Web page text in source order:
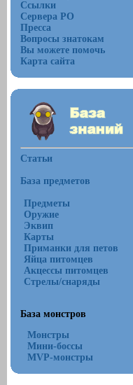
Ссылки
Сервера РО
Пресса
Вопросы знатокам
Вы можете помочь
Карта сайта
Статьи
База предметов
Предметы
Оружие
Эквип
Карты
Приманки для петов
Яйца питомцев
Акцессы питомцев
Стрелы/снаряды
База монстров
Монстры
Мини-боссы
MVP-монстры